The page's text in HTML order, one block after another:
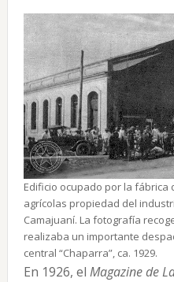
Edificio ocupado por la fábrica
agrícolas propiedad del
Camajuaní. La fotografía
realizaba un importante
central “Chaparra”, ca. 1929.
En 1926, el Magazine de